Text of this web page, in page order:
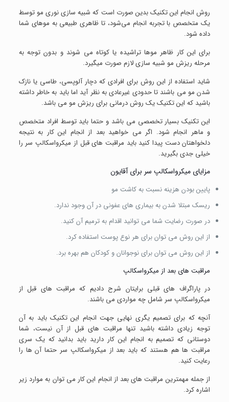
روش انجام این تکنیک بدین صورت است که شبیه‌ سازی نوری مو توسط
یک متخصص با تجربه انجام می‌شود، تا ظاهری طبیعی به موهای شما
داده شود.
برای این کار ظاهر موها تراشیده یا کوتاه می شوند و بدون توجه به
مرحله ریزش مو شبیه سازی لازم صورت میگیرد.
شاید استفاده از این روش برای افرادی که دچار آلوپسی، طاسی یا نازک
شدن مو می باشند تا حدودی غیرعادی به نظر آید اما باید به خاطر داشته
باشید که این تکنیک یک روش درمانی برای ریزش مو می باشد.
این تکنیک بسیار تخصصی می باشد و حتما باید توسط افراد متخصص
و ماهر انجام شود. اگر می خواهید بعد از انجام این کار به نتیجه
دلخواهتان دست پیدا کنید باید مراقبت های قبل از میکرواسکالپ سر را
خیلی جدی بگیرید.
مزایای میکرواسکالپ سر برای آقایون
پایین بودن هزینه نسبت به کاشت مو
ریسک مبتلا شدن به بیماری های عفونی در آن وجود ندارد.
در صورت رضایت شما می توانید اقدام به ترمیم آن کنید.
از این روش می توان برای هر نوع پوست استفاده کرد.
از این روش می توان برای نوجوانان و کودکان هم بهره برد.
مراقبت های بعد از میکرواسکالپ
در پاراگراف های قبلی برایتان شرح دادیم که مراقبت های قبل از
میکرواسکالپ سر شامل چه مواردی می باشند.
آنچه که برای تصمیم یگری نهایی جهت انجام این تکنیک باید به آن
توجه زیادی داشته باشید تنها مراقبت های قبل از آن نیست، شما
دوستانی که تصمیم به انجام این کار دارید باید بدانید که یک سری
مراقبت ها هم هستند که باید بعد از میکرواسکالپ سر حتما آن ها را
رعایت کنید.
از جمله مهمترین مراقبت های بعد از انجام این کار می توان به موارد زیر
اشاره کرد.